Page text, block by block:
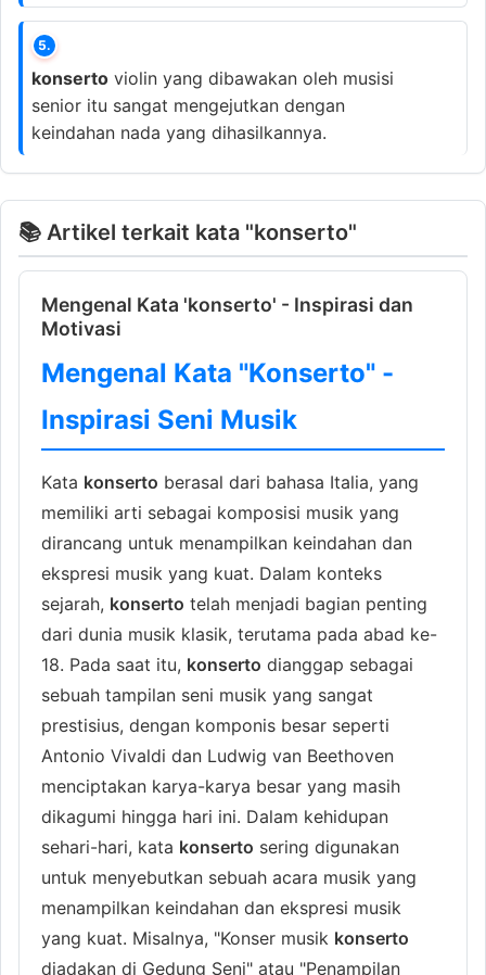
5.
konserto violin yang dibawakan oleh musisi
senior itu sangat mengejutkan dengan
keindahan nada yang dihasilkannya.
📚 Artikel terkait kata "konserto"
Mengenal Kata 'konserto' - Inspirasi dan
Motivasi
Mengenal Kata "Konserto" -
Inspirasi Seni Musik
Kata konserto berasal dari bahasa Italia, yang
memiliki arti sebagai komposisi musik yang
dirancang untuk menampilkan keindahan dan
ekspresi musik yang kuat. Dalam konteks
sejarah, konserto telah menjadi bagian penting
dari dunia musik klasik, terutama pada abad ke-
18. Pada saat itu, konserto dianggap sebagai
sebuah tampilan seni musik yang sangat
prestisius, dengan komponis besar seperti
Antonio Vivaldi dan Ludwig van Beethoven
menciptakan karya-karya besar yang masih
dikagumi hingga hari ini. Dalam kehidupan
sehari-hari, kata konserto sering digunakan
untuk menyebutkan sebuah acara musik yang
menampilkan keindahan dan ekspresi musik
yang kuat. Misalnya, "Konser musik konserto
diadakan di Gedung Seni" atau "Penampilan